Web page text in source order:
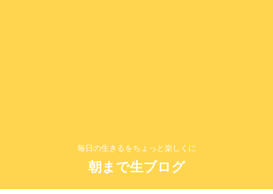
毎日の生きるをちょっと楽しくに
朝まで生ブログ